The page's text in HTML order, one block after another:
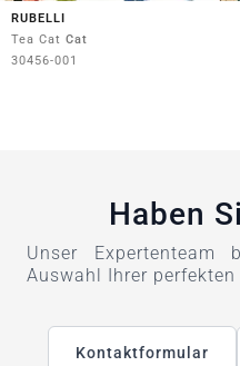
RUBELLI
Tea Cat Cat
30456-001
Haben
Unser
Auswahl Ihrer
Kontaktformular